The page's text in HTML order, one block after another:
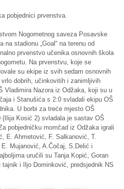
pobjednici prvenstva.
Nogometnog saveza Posavske
stadionu „Goal“ na terenu od
prvenstvo učenika osnovnih škola
Na prvenstvu, koje se
su ekipe iz svih sedam osnovnih
dobrih, učinkovitih i zanimljivih
Vladimira Nazora iz Odžaka, koji su u
i Stanušića s 2:0 svladali ekipu OŠ
U borbi za treće mjesto OŠ
Kosić 2) svladala je sastav OŠ
pobjedničku momčad iz Odžaka igrali
E. Ahmetović, F. Salkanović, T.
Mujanović, A.Čočaj, S.Delić i
uručili su Tanja Kopić, Goran
i Iljo Dominković, predsjednik NS